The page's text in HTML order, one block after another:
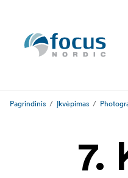
Pagrindinis Įkvėpimas
7.